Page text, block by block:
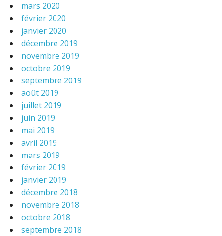
mars 2020
février 2020
janvier 2020
décembre 2019
novembre 2019
octobre 2019
septembre 2019
août 2019
juillet 2019
juin 2019
mai 2019
avril 2019
mars 2019
février 2019
janvier 2019
décembre 2018
novembre 2018
octobre 2018
septembre 2018